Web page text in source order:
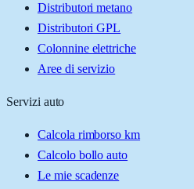
Distributori metano
Distributori GPL
Colonnine elettriche
Aree di servizio
Servizi auto
Calcola rimborso km
Calcolo bollo auto
Le mie scadenze